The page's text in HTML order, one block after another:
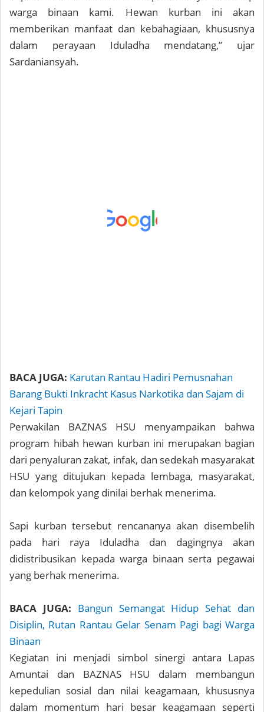
warga binaan kami. Hewan kurban ini akan
memberikan manfaat dan kebahagiaan, khususnya
dalam perayaan Iduladha mendatang,” ujar
Sardaniansyah.
BACA JUGA: Karutan Rantau Hadiri Pemusnahan
Barang Bukti Inkracht Kasus Narkotika dan Sajam di
Kejari Tapin
Perwakilan BAZNAS HSU menyampaikan bahwa
program hibah hewan kurban ini merupakan bagian
dari penyaluran zakat, infak, dan sedekah masyarakat
HSU yang ditujukan kepada lembaga, masyarakat,
dan kelompok yang dinilai berhak menerima.
Sapi kurban tersebut rencananya akan disembelih
pada hari raya Iduladha dan dagingnya akan
didistribusikan kepada warga binaan serta pegawai
yang berhak menerima.
BACA JUGA: Bangun Semangat Hidup Sehat dan
Disiplin, Rutan Rantau Gelar Senam Pagi bagi Warga
Binaan
Kegiatan ini menjadi simbol sinergi antara Lapas
Amuntai dan BAZNAS HSU dalam membangun
kepedulian sosial dan nilai keagamaan, khususnya
dalam momentum hari besar keagamaan seperti